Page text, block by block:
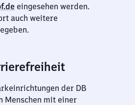
eingesehen werden.
auch weitere
der DB
Menschen mit einer